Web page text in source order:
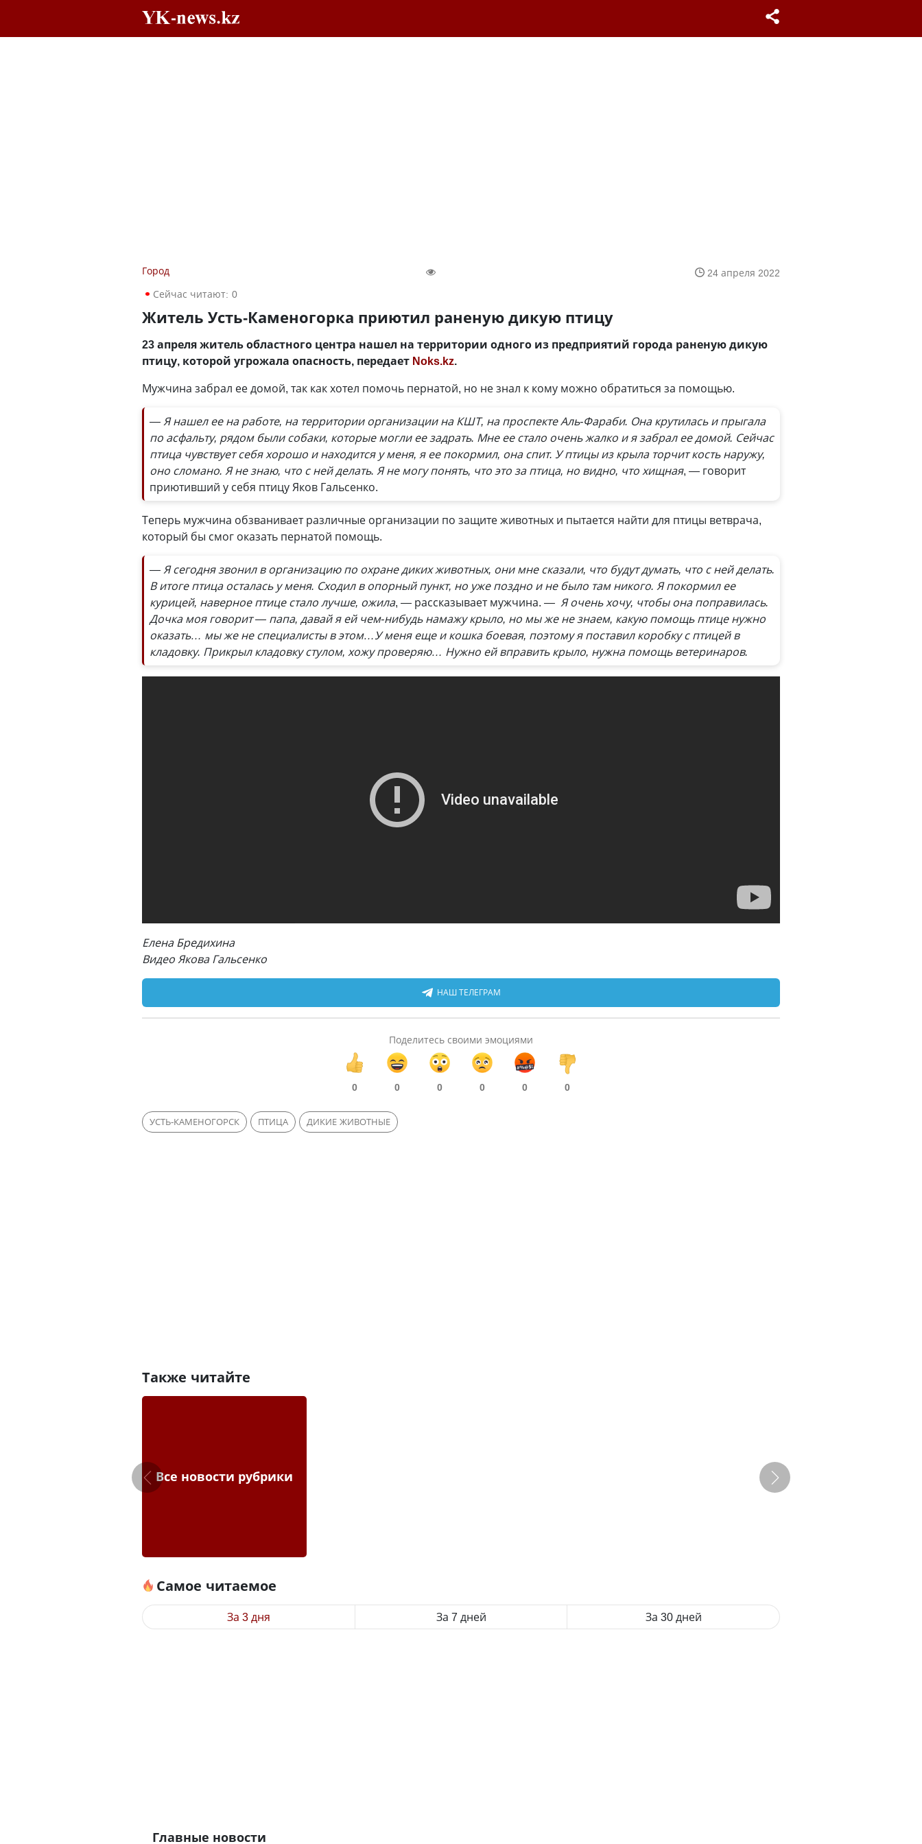
Город
24 апреля 2022
Сейчас читают: 0
Житель Усть-Каменогорка приютил раненую дикую птицу
23 апреля житель областного центра нашел на территории одного из предприятий города раненую дикую
птицу, которой угрожала опасность, передает Noks.kz.
Мужчина забрал ее домой, так как хотел помочь пернатой, но не знал к кому можно обратиться за помощью.
— Я нашел ее на работе, на территории организации на КШТ, на проспекте Аль-Фараби. Она крутилась и прыгала
по асфальту, рядом были собаки, которые могли ее задрать. Мне ее стало очень жалко и я забрал ее домой. Сейчас
птица чувствует себя хорошо и находится у меня, я ее покормил, она спит. У птицы из крыла торчит кость наружу,
оно сломано. Я не знаю, что с ней делать. Я не могу понять, что это за птица, но видно, что хищная, — говорит
приютивший у себя птицу Яков Гальсенко.
Теперь мужчина обзванивает различные организации по защите животных и пытается найти для птицы ветврача,
который бы смог оказать пернатой помощь.
— Я сегодня звонил в организацию по охране диких животных, они мне сказали, что будут думать, что с ней делать.
В итоге птица осталась у меня. Сходил в опорный пункт, но уже поздно и не было там никого. Я покормил ее
курицей, наверное птице стало лучше, ожила, — рассказывает мужчина. — Я очень хочу, чтобы она поправилась.
Дочка моя говорит — папа, давай я ей чем-нибудь намажу крыло, но мы же не знаем, какую помощь птице нужно
оказать… мы же не специалисты в этом…У меня еще и кошка боевая, поэтому я поставил коробку с птицей в
кладовку. Прикрыл кладовку стулом, хожу проверяю… Нужно ей вправить крыло, нужна помощь ветеринаров.
Елена Бредихина
Видео Якова Гальсенко
НАШ ТЕЛЕГРАМ
Поделитесь своими эмоциями
0 0 0 0 0 0
УСТЬ-КАМЕНОГОРСК ПТИЦА ДИКИЕ ЖИВОТНЫЕ
Также читайте
Все новости рубрики
Самое читаемое
За 3 дня За 7 дней За 30 дней
Главные новости